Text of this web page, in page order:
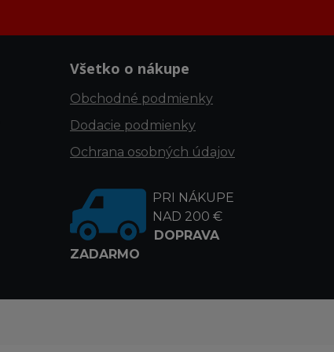
Všetko o nákupe
Obchodné podmienky
Dodacie podmienky
Ochrana osobných údajov
PRI NÁKUPE
NAD 200 €
DOPRAVA
ZADARMO